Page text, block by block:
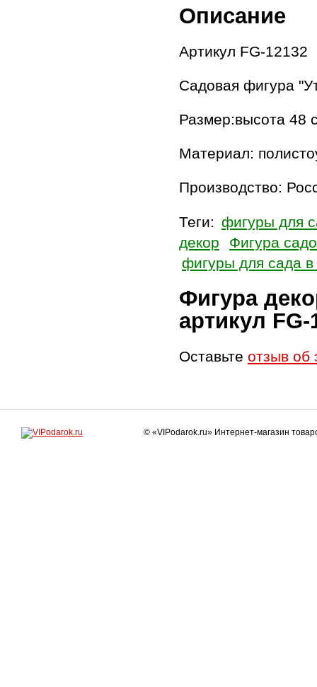
Описание
Артикул FG-12132
Садовая фигура
Размер:высота 48
Материал:
Производство:
Теги: фигуры для
декор
Фигура
фигуры для сада в
Фигура
артикул
Оставьте отзыв об
© «VIPodarok.ru» Интернет-магазин